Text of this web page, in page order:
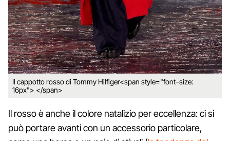
Il cappotto rosso di Tommy Hilfiger<span style="font–size:
16px"> </span>
Il rosso è anche il colore natalizio per eccellenza: ci si
può portare avanti con un accessorio particolare,